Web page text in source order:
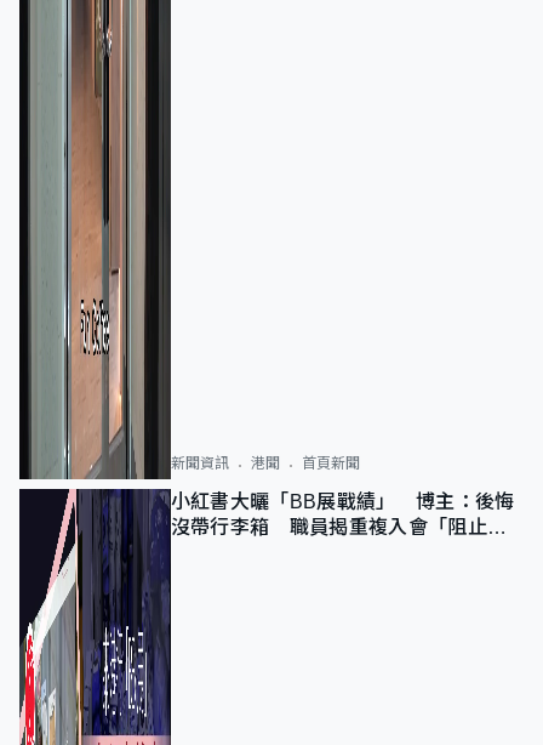
新聞資訊 港聞 首頁新聞
小紅書大曬「BB展戰績」 博主：後悔
沒帶行李箱 職員揭重複入會「阻止唔